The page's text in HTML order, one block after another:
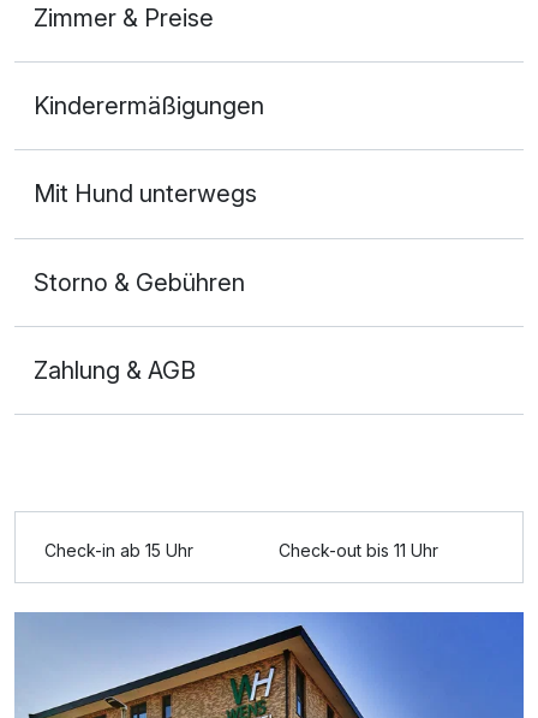
Zimmer & Preise
2 Erwachsene
Für 3 Tage 235,00 €
Kinderermäßigungen
Mit Hund unterwegs
Storno & Gebühren
Zahlung & AGB
Check-in ab 15 Uhr Check-out bis 11 Uhr